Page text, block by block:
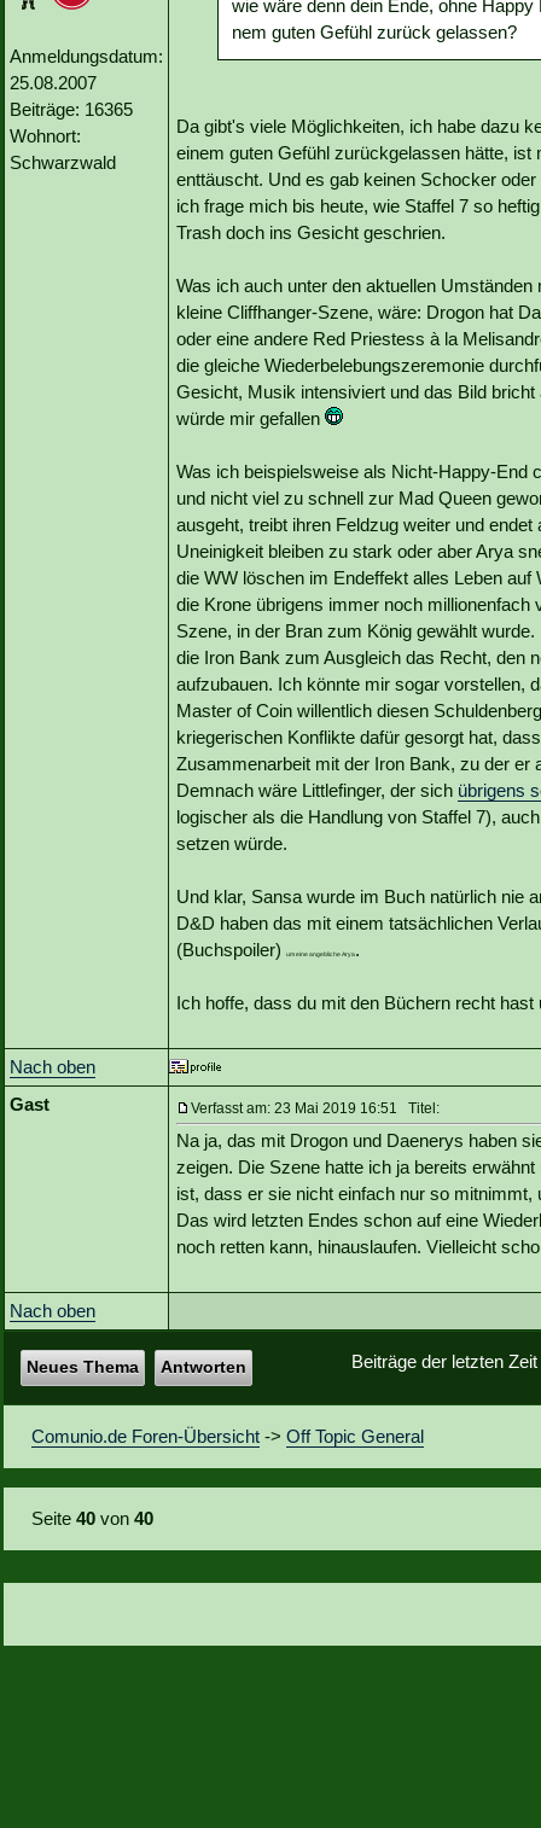
Anmeldungsdatum:
25.08.2007
Beiträge: 16365
Wohnort:
Schwarzwald
wie wäre denn dein Ende, ohne
nem guten Gefühl zurück gelassen?
Da gibt's viele Möglichkeiten, ich habe dazu
einem guten Gefühl zurückgelassen hätte, ist
enttäuscht. Und es gab keinen Schocker
ich frage mich bis heute, wie Staffel 7 so
Trash doch ins Gesicht geschrien.
Was ich auch unter den aktuellen
kleine Cliffhanger-Szene, wäre: Drogon hat
oder eine andere Red Priestess à la
die gleiche Wiederbelebungszeremonie
Gesicht, Musik intensiviert und das Bild
würde mir gefallen
Was ich beispielsweise als Nicht-Happy-End
und nicht viel zu schnell zur Mad Queen
ausgeht, treibt ihren Feldzug weiter und
Uneinigkeit bleiben zu stark oder aber Arya
die WW löschen im Endeffekt alles Leben
die Krone übrigens immer noch
Szene, in der Bran zum König gewählt
die Iron Bank zum Ausgleich das Recht, den
aufzubauen. Ich könnte mir sogar vorstellen,
Master of Coin willentlich diesen
kriegerischen Konflikte dafür gesorgt hat,
Zusammenarbeit mit der Iron Bank, zu der er
Demnach wäre Littlefinger, der sich übrigens
logischer als die Handlung von Staffel 7),
setzen würde.
Und klar, Sansa wurde im Buch natürlich nie
D&D haben das mit einem tatsächlichen
(Buchspoiler)
um eine angebliche Arya.
Ich hoffe, dass du mit den Büchern recht hast
Nach oben
Gast
Verfasst am: 23 Mai 2019 16:51 Titel:
Na ja, das mit Drogon und Daenerys haben
zeigen. Die Szene hatte ich ja bereits
ist, dass er sie nicht einfach nur so
Das wird letzten Endes schon auf eine
noch retten kann, hinauslaufen. Vielleicht
Nach oben
Beiträge der letzten
Neues Thema Antworten
Comunio.de Foren-Übersicht ->Off Topic General
Seite40 von40